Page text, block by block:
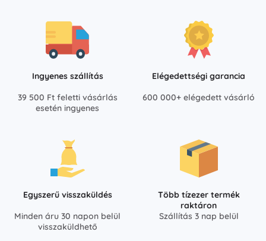
Ingyenes szállítás
39 500 Ft feletti vásárlás
esetén ingyenes
Elégedettségi garancia
600 000+ elégedett vásárló
Egyszerű visszaküldés
Minden áru 30 napon belül
visszaküldhető
Több tízezer termék
raktáron
Szállítás 3 nap belül